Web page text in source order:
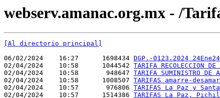
webserv.amanac.org.mx - /
[Al directorio principal]
06/02/2024    16:27      1698434 DGP.-0123.2024
02/04/2024    10:58      1044542 TARIFA
02/04/2024    10:58       948647 TARIFA SUMINISTRO
02/04/2024    10:58      1008507 TARIFAS amarre-
02/04/2024    10:57       976806 TARIFAS La Paz y
02/04/2024    10:57      1514386 TARIFAS La Paz,